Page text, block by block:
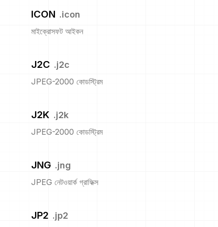
ICON .icon
মাইক্রোসফট আইকন
J2C .j2c
JPEG-2000 কোডস্ট্রিম
J2K .j2k
JPEG-2000 কোডস্ট্রিম
JNG .jng
JPEG নেটওয়ার্ক গ্রাফিক্স
JP2 .jp2